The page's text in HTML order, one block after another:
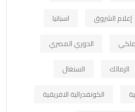
إعلام الشروق
اسبانيا
الدوري المصري
الزمالك
السنغال
الكونفدرالية الافريقية